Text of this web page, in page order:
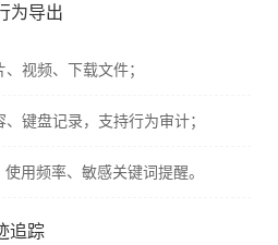
为导出
视频、下载文件；
键盘记录，支持行为审计；
用频率、敏感关键词提醒。
追踪